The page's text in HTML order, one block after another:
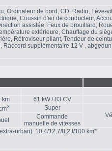
Ordinateur de bord, CD, Radio, Lève-
Coussin d'air de conducteur,
assistée, Feux de brouillard,
extérieure, Chauffage du
Rétroviseur pliant, Tendeur de
supplémentaire 12 V ,
km 61 kW / 83 CV
3
Super
Commande
manuelle de vitesses
urban): 10,4/12,7/8,2 l/100 km*